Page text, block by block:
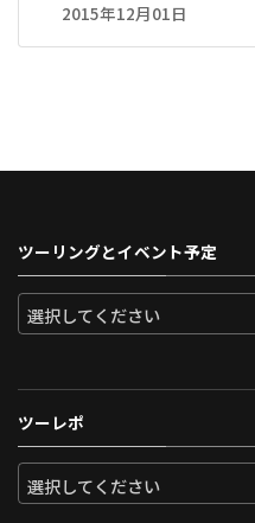
2015年12月01日
ツーリングとイベント予定
ツーレポ